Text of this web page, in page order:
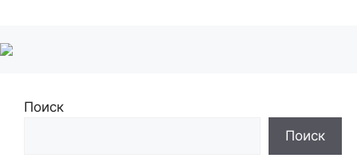
Поиск
Поиск